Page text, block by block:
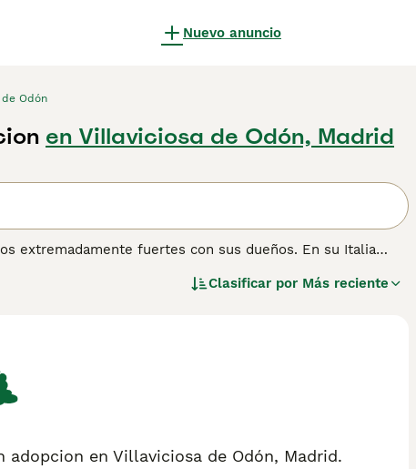
Nuevo anuncio
Odón
en Villaviciosa de Odón, Madrid
extremadamente fuertes con sus dueños. En su Italia
parte de la familia y de participar en todo lo que sucede a
Abruzzese, debes registrar tu interés con los
para obtener información sobre esta raza de perro.
Clasificar por Más reciente
adopcion en Villaviciosa de Odón, Madrid.